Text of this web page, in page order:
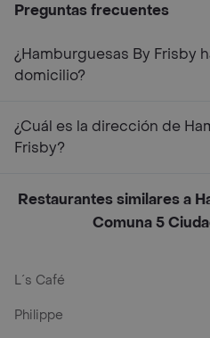
Preguntas frecuentes
¿Hamburguesas By Frisby
domicilio?
¿Cuál es la dirección de
Frisby?
Restaurantes similares a
Comuna 5
L´s Café
Philippe